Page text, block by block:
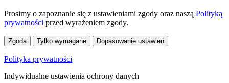
Prosimy o zapoznanie się z ustawieniami zgody oraz naszą Polityką
prywatności przed wyrażeniem zgody.
Zgoda Tylko wymagane Dopasowanie ustawień
Polityka prywatności
Indywidualne ustawienia ochrony danych